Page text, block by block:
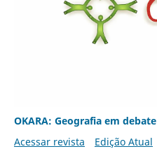
OKARA: Geografia em debate
Acessar revista
Edição Atual